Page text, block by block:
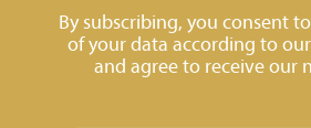
By subscribing, you consent
of your data according to our
and agree to receive our